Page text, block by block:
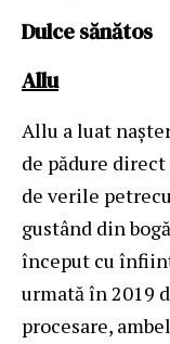
Dulce sănătos
Allu
Allu a luat
de pădure
de verile
gustând din
început cu
urmată în 2019
procesare,